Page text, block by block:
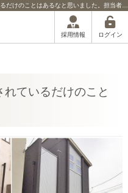
採用情報 ログイン
ているだけのこと